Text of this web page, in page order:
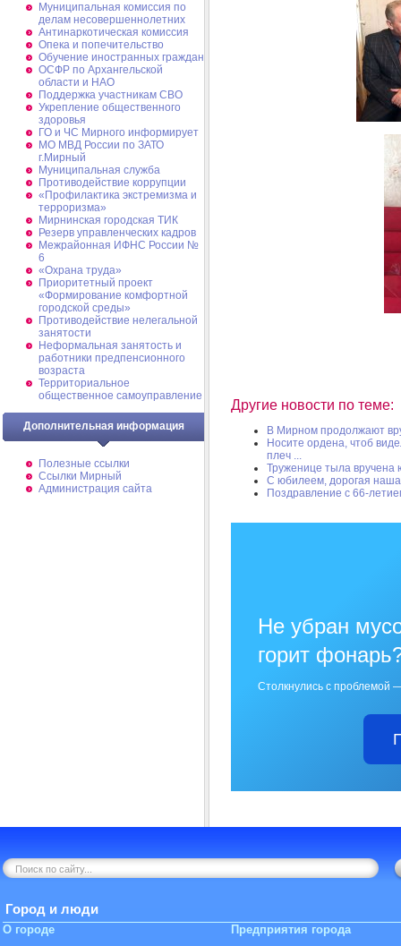
Муниципальная комиссия по
делам несовершеннолетних
Антинаркотическая комиссия
Опека и попечительство
Обучение иностранных граждан
ОСФР по Архангельской
области и НАО
Поддержка участникам СВО
Укрепление общественного
здоровья
ГО и ЧС Мирного информирует
МО МВД России по ЗАТО
г.Мирный
Муниципальная cлужба
Противодействие коррупции
«Профилактика экстремизма и
терроризма»
Мирнинская городская ТИК
Резерв управленческих кадров
Межрайонная ИФНС России №
6
«Охрана труда»
Приоритетный проект
«Формирование комфортной
городской среды»
Противодействие нелегальной
занятости
Неформальная занятость и
работники предпенсионного
возраста
Территориальное
общественное самоуправление
Дополнительная информация
Полезные ссылки
Ссылки Мирный
Администрация сайта
Другие новости по теме:
В Мирном продолжают
Носите ордена, чтоб
плеч ...
Труженице тыла
С юбилеем, дорогая
Поздравление с 66-
Не убран
горит
Столкнулись с проблемой
Город и люди
О городе Предприятия города